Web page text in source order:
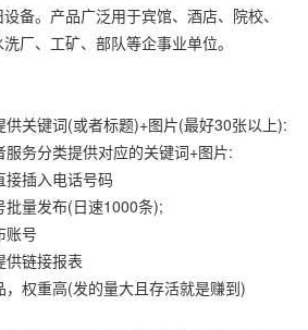
备。产品广泛用于宾馆、酒店、院校、
厂、工矿、部队等企事业单位。
关键词(或者标题)+图片(最好30张以上):
务分类提供对应的关键词+图片:
接插入电话号码
量发布(日速1000条);
账号
供链接报表
权重高(发的量大且存活就是赚到)